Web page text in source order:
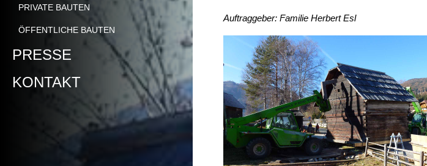
PRIVATE BAUTEN
ÖFFENTLICHE BAUTEN
PRESSE
KONTAKT
Auftraggeber: Familie Herbert Esl